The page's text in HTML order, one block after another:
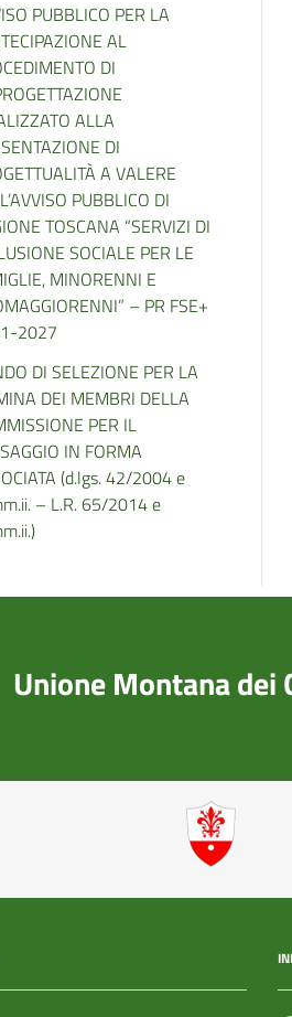
PUBBLICO PER LA
AL
DI
ALLA
DI
A VALERE
PUBBLICO DI
TOSCANA “SERVIZI DI
SOCIALE PER LE
MINORENNI E
– PR FSE+
2027
DI SELEZIONE PER LA
DEI MEMBRI DELLA
PER IL
IN FORMA
(d.lgs. 42/2004 e
– L.R. 65/2014 e
Unione Montana dei